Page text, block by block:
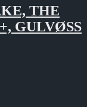
THE
GULVØSS